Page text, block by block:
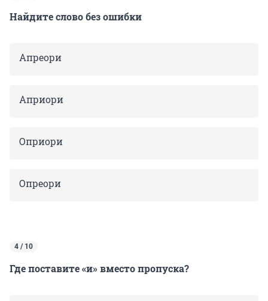
Найдите слово без ошибки
Апреори
Априори
Оприори
Опреори
4 / 10
Где поставите «и» вместо пропуска?